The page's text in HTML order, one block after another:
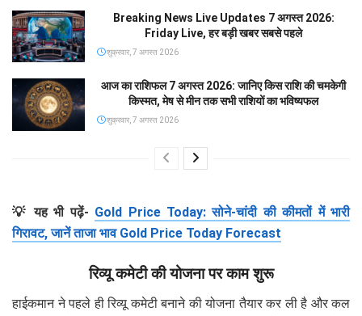
Breaking News Live Updates 7 अगस्त 2026:
Friday Live, हर बड़ी खबर सबसे पहले
शुक्रवार, 7 अगस्त 2026
आज का राशिफल 7 अगस्त 2026: जानिए किस राशि की चमकेगी
किस्मत, मेष से मीन तक सभी राशियों का भविष्यफल
शुक्रवार, 7 अगस्त 2026
💡 यह भी पढ़ें- Gold Price Today: सोने-चांदी की कीमतों में भारी
गिरावट, जानें ताजा भाव Gold Price Today Forecast
रिव्यू कमेटी की योजना पर काम शुरू
हाईकमान ने पहले ही रिव्यू कमेटी बनाने की योजना तैयार कर ली है और कल